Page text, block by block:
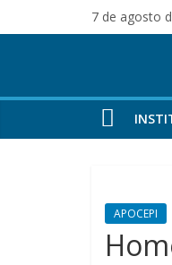
para
7 de agosto
APOCEPI